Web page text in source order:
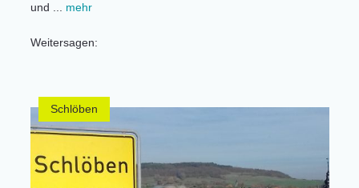
und ... mehr
Weitersagen:
Schlöben